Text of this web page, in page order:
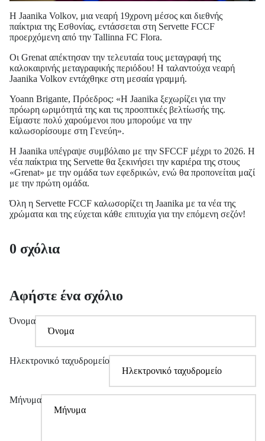
Η Jaanika Volkov, μια νεαρή 19χρονη μέσος και διεθνής
παίκτρια της Εσθονίας, εντάσσεται στη Servette FCCF
προερχόμενη από την Tallinna FC Flora.
Οι Grenat απέκτησαν την τελευταία τους μεταγραφή της
καλοκαιρινής μεταγραφικής περιόδου! Η ταλαντούχα νεαρή
Jaanika Volkov εντάχθηκε στη μεσαία γραμμή.
Yoann Brigante, Πρόεδρος: «Η Jaanika ξεχωρίζει για την
πρόωρη ωριμότητά της και τις προοπτικές βελτίωσής της.
Είμαστε πολύ χαρούμενοι που μπορούμε να την
καλωσορίσουμε στη Γενεύη».
Η Jaanika υπέγραψε συμβόλαιο με την SFCCF μέχρι το 2026. Η
νέα παίκτρια της Servette θα ξεκινήσει την καριέρα της στους
«Grenat» με την ομάδα των εφεδρικών, ενώ θα προπονείται μαζί
με την πρώτη ομάδα.
Όλη η Servette FCCF καλωσορίζει τη Jaanika με τα νέα της
χρώματα και της εύχεται κάθε επιτυχία για την επόμενη σεζόν!
0 σχόλια
Αφήστε ένα σχόλιο
Όνομα
Ηλεκτρονικό ταχυδρομείο
Μήνυμα